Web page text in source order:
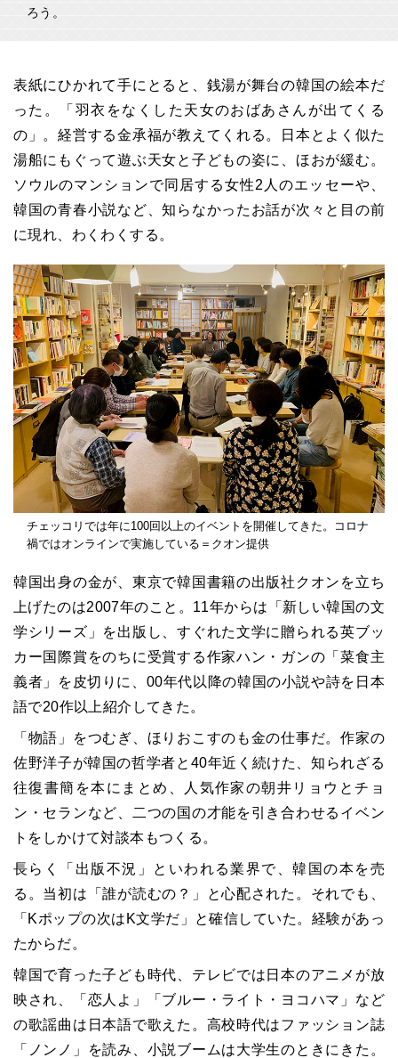
ろう。
表紙にひかれて手にとると、銭湯が舞台の韓国の絵本だ
った。「羽衣をなくした天女のおばあさんが出てくる
の」。経営する金承福が教えてくれる。日本とよく似た
湯船にもぐって遊ぶ天女と子どもの姿に、ほおが緩む。
ソウルのマンションで同居する女性2人のエッセーや、
韓国の青春小説など、知らなかったお話が次々と目の前
に現れ、わくわくする。
チェッコリでは年に100回以上のイベントを開催してきた。コロナ
禍ではオンラインで実施している＝クオン提供
韓国出身の金が、東京で韓国書籍の出版社クオンを立ち
上げたのは2007年のこと。11年からは「新しい韓国の文
学シリーズ」を出版し、すぐれた文学に贈られる英ブッ
カー国際賞をのちに受賞する作家ハン・ガンの「菜食主
義者」を皮切りに、00年代以降の韓国の小説や詩を日本
語で20作以上紹介してきた。
「物語」をつむぎ、ほりおこすのも金の仕事だ。作家の
佐野洋子が韓国の哲学者と40年近く続けた、知られざる
往復書簡を本にまとめ、人気作家の朝井リョウとチョ
ン・セランなど、二つの国の才能を引き合わせるイベン
トをしかけて対談本もつくる。
長らく「出版不況」といわれる業界で、韓国の本を売
る。当初は「誰が読むの？」と心配された。それでも、
「Kポップの次はK文学だ」と確信していた。経験があっ
たからだ。
韓国で育った子ども時代、テレビでは日本のアニメが放
映され、「恋人よ」「ブルー・ライト・ヨコハマ」など
の歌謡曲は日本語で歌えた。高校時代はファッション誌
「ノンノ」を読み、小説ブームは大学生のときにきた。